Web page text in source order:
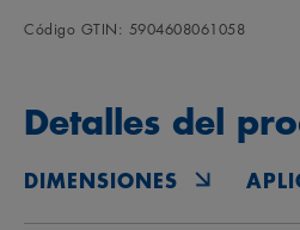
Código GTIN: 5904608061058
Detalles del
DIMENSIONES